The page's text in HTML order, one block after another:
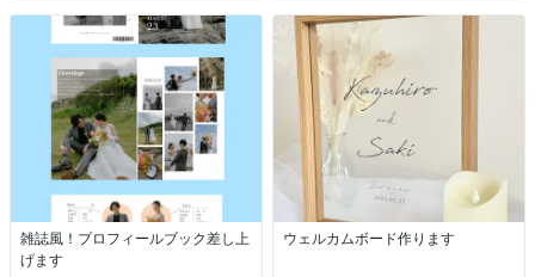
雑誌風！プロフィールブック差し上
げます
ウェルカムボード作ります